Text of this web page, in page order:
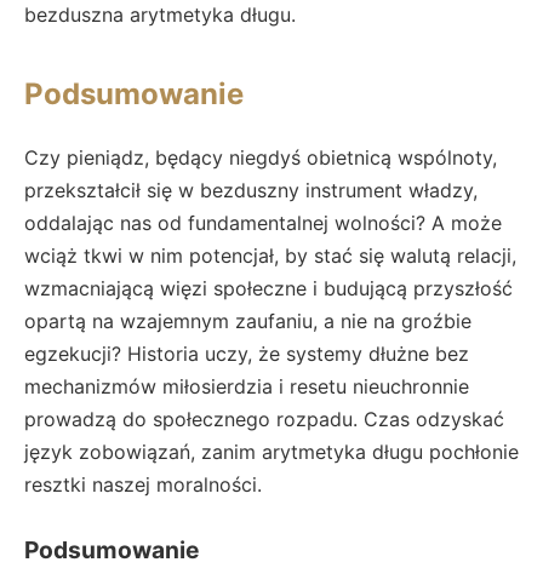
bezduszna arytmetyka długu.
Podsumowanie
Czy pieniądz, będący niegdyś obietnicą wspólnoty,
przekształcił się w bezduszny instrument władzy,
oddalając nas od fundamentalnej wolności? A może
wciąż tkwi w nim potencjał, by stać się walutą relacji,
wzmacniającą więzi społeczne i budującą przyszłość
opartą na wzajemnym zaufaniu, a nie na groźbie
egzekucji? Historia uczy, że systemy dłużne bez
mechanizmów miłosierdzia i resetu nieuchronnie
prowadzą do społecznego rozpadu. Czas odzyskać
język zobowiązań, zanim arytmetyka długu pochłonie
resztki naszej moralności.
Podsumowanie